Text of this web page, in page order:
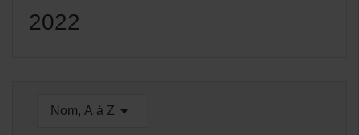
2022
Nom, A à Z 